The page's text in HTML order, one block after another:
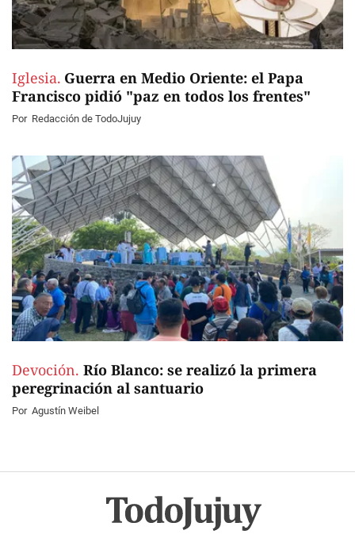
Iglesia. Guerra en Medio Oriente: el Papa
Francisco pidió "paz en todos los frentes"
Por Redacción de TodoJujuy
Devoción. Río Blanco: se realizó la primera
peregrinación al santuario
Por Agustín Weibel